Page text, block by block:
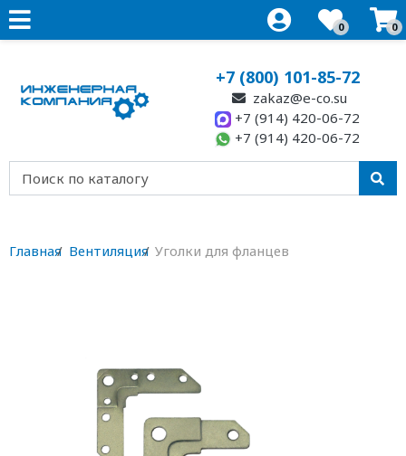
0 0
+7 (800) 101-85-72
zakaz@e-co.su
+7 (914) 420-06-72
+7 (914) 420-06-72
Главная Вентиляция Уголки для фланцев